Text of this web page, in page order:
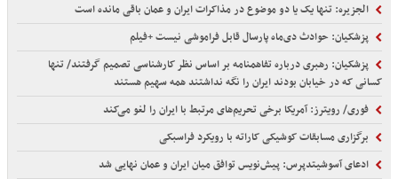
الجزیره: تنها یک یا دو موضوع در مذاکرات ایران و عمان باقی مانده است
پزشکیان: حوادث دی‌ماه پارسال قابل فراموشی نیست +فیلم
پزشکیان: رهبری درباره تفاهمنامه بر اساس نظر کارشناسی تصمیم گرفتند/ تنها
کسانی که در خیابان بودند ایران را نگه نداشتند همه سهیم هستند
فوری/ رویترز: آمریکا برخی تحریم‌های مرتبط با ایران را لغو می‌کند
برگزاری مسابقات کوشیکی کاراته با رویکرد فراسبکی
ادعای آسوشیتدپرس: پیش‌نویس توافق میان ایران و عمان نهایی شد